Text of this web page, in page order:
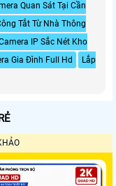
Quan Sát Tại Cần
Tắt Từ Nhà Thông
IP Sắc Nét Kho
Gia Đình Full Hd
Lắp